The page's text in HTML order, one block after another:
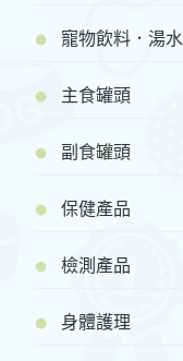
寵物飲料．湯水
主食罐頭
副食罐頭
保健產品
檢測產品
身體護理